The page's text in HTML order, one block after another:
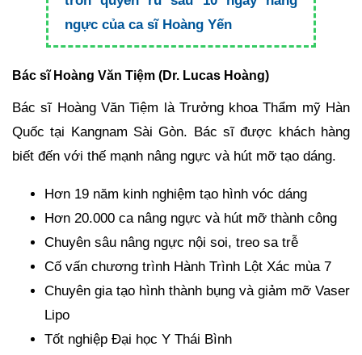
ngực của ca sĩ Hoàng Yến
Bác sĩ Hoàng Văn Tiệm (Dr. Lucas Hoàng)
Bác sĩ Hoàng Văn Tiệm là Trưởng khoa Thẩm mỹ Hàn
Quốc tại Kangnam Sài Gòn. Bác sĩ được khách hàng
biết đến với thế mạnh nâng ngực và hút mỡ tạo dáng.
Hơn 19 năm kinh nghiệm tạo hình vóc dáng
Hơn 20.000 ca nâng ngực và hút mỡ thành công
Chuyên sâu nâng ngực nội soi, treo sa trễ
Cố vấn chương trình Hành Trình Lột Xác mùa 7
Chuyên gia tạo hình thành bụng và giảm mỡ Vaser
Lipo
Tốt nghiệp Đại học Y Thái Bình